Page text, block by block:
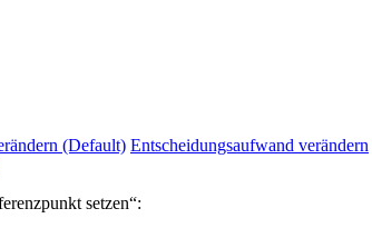
(Default) Entscheidungsaufwand verändern
setzen“: